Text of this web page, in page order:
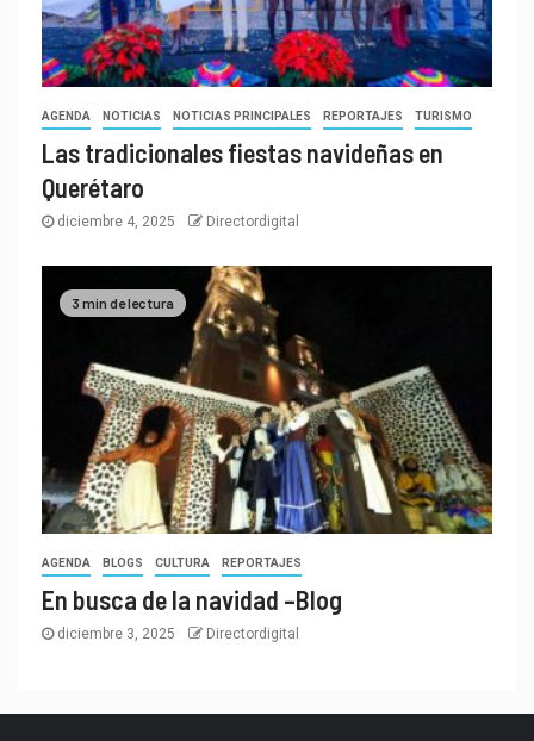
AGENDA NOTICIAS NOTICIAS PRINCIPALES REPORTAJES TURISMO
Las tradicionales fiestas navideñas en
Querétaro
diciembre 4, 2025 Directordigital
3 min de lectura
AGENDA BLOGS CULTURA REPORTAJES
En busca de la navidad –Blog
diciembre 3, 2025 Directordigital